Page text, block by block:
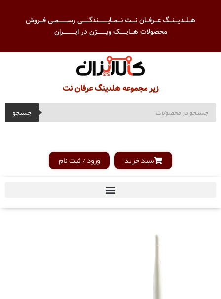
هــلــدیـــنـــگ عـــرفـــان نــــت نـــمــایـــــــــندگـــــــی رســـــــــمــی فـــروش
محصولات هـــایــــــک ویـــــــــژن در ایــــــــــــران
زیر مجموعه هلدینگ عرفان نت
جستجو
سبد خرید ورود / ثبت نام